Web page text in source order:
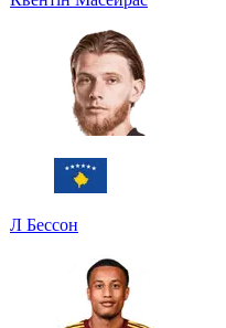
Л Бессон